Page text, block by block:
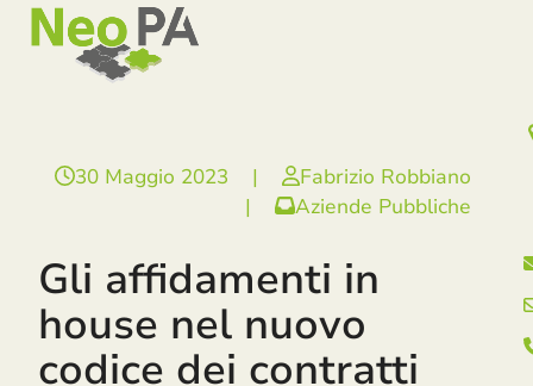
SkipOpen
mobile
menu
Close
mobile
menu
30 Maggio 2023 |
Fabrizio Robbiano
|
Aziende Pubbliche
Gli affidamenti in
house nel nuovo
codice dei contratti